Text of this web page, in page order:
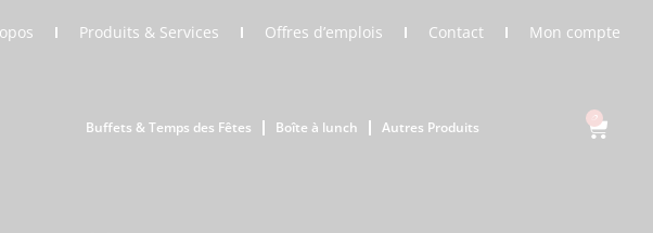
Produits & Services Offres d’emplois Contact Mon compte
Buffets & Temps des Fêtes Boîte à lunch Autres Produits
0